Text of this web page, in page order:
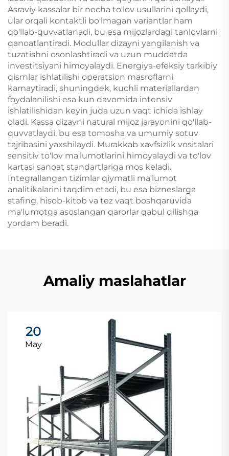
Asraviy kassalar bir necha to'lov usullarini qollaydi,
ular orqali kontaktli bo'lmagan variantlar ham
qo'llab-quvvatlanadi, bu esa mijozlardagi tanlovlarni
qanoatlantiradi. Modullar dizayni yangilanish va
tuzatishni osonlashtiradi va uzun muddatda
investitsiyani himoyalaydi. Energiya-efeksiy tarkibiy
qismlar ishlatilishi operatsion masroflarni
kamaytiradi, shuningdek, kuchli materiallardan
foydalanilishi esa kun davomida intensiv
ishlatilishidan keyin juda uzun vaqt ichida ishlay
oladi. Kassa dizayni natural mijoz jarayonini qo'llab-
quvvatlaydi, bu esa tomosha va umumiy sotuv
tajribasini yaxshilaydi. Murakkab xavfsizlik vositalari
sensitiv to'lov ma'lumotlarini himoyalaydi va to'lov
kartasi sanoat standartlariga mos keladi.
Integrallangan tizimlar qiymatli ma'lumot
analitikalarini taqdim etadi, bu esa bizneslarga
stafing, hisob-kitob va tez vaqt boshqaruvida
ma'lumotga asoslangan qarorlar qabul qilishga
yordam beradi.
Amaliy maslahatlar
20
May